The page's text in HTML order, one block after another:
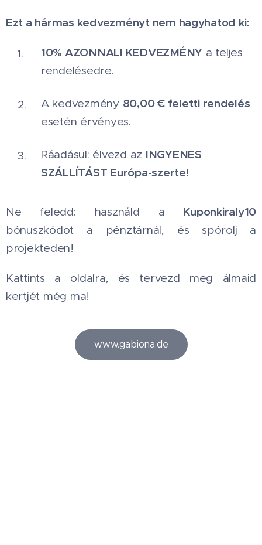
Ezt a hármas kedvezményt nem hagyhatod ki:
10% AZONNALI KEDVEZMÉNY a teljes
rendelésedre.
A kedvezmény 80,00 € feletti rendelés
esetén érvényes.
Ráadásul: élvezd az INGYENES
SZÁLLÍTÁST Európa-szerte!
Ne feledd: használd a Kuponkiraly10
bónuszkódot a pénztárnál, és spórolj a
projekteden!
Kattints a oldalra, és tervezd meg álmaid
kertjét még ma!
www.gabiona.de